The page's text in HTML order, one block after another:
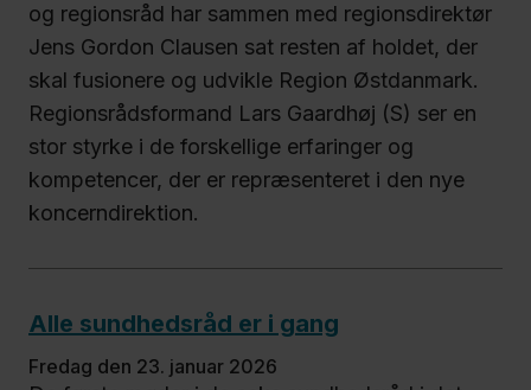
og regionsråd har sammen med regionsdirektør
Jens Gordon Clausen sat resten af holdet, der
skal fusionere og udvikle Region Østdanmark.
Regionsrådsformand Lars Gaardhøj (S) ser en
stor styrke i de forskellige erfaringer og
kompetencer, der er repræsenteret i den nye
koncerndirektion.
Alle sundhedsråd er i gang
fredag den 23. januar 2026